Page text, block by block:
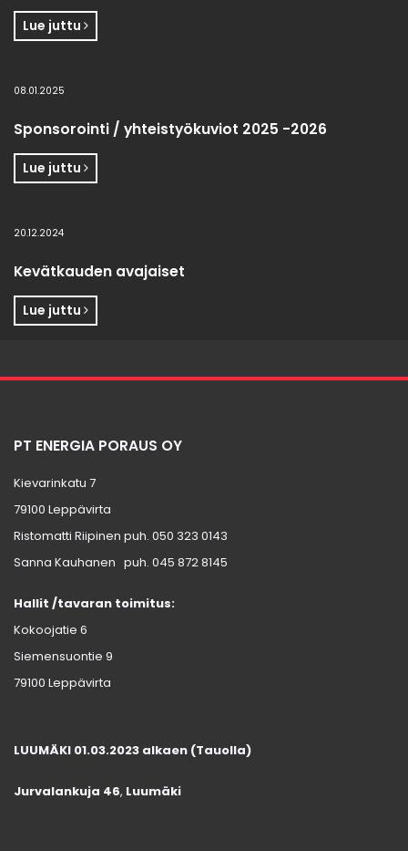
Lue juttu
08.01.2025
Sponsorointi / yhteistyökuviot 2025 -2026
Lue juttu
20.12.2024
Kevätkauden avajaiset
Lue juttu
PT ENERGIA PORAUS OY
Kievarinkatu 7
79100 Leppävirta
Ristomatti Riipinen puh. 050 323 0143
Sanna Kauhanen puh. 045 872 8145
Hallit /tavaran toimitus:
Kokoojatie 6
Siemensuontie 9
79100 Leppävirta
LUUMÄKI 01.03.2023 alkaen (Tauolla)
Jurvalankuja 46, Luumäki